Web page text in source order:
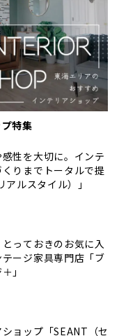
特集
性を大切に。インテ
りまでトータルで提
ルスタイル）」
っておきのお気に入
ージ家具専門店「ブ
」
ョップ「SEANT（セ